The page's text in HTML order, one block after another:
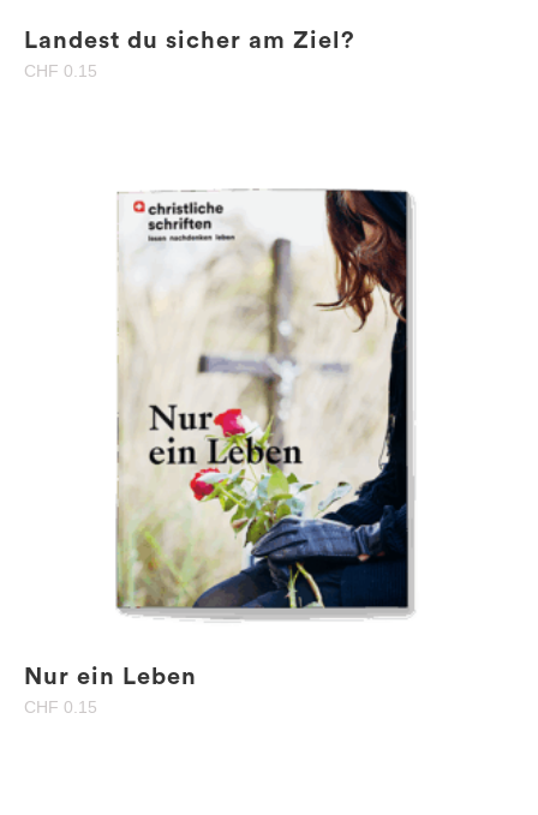
Landest du sicher am Ziel?
CHF 0.15
Nur ein Leben
CHF 0.15